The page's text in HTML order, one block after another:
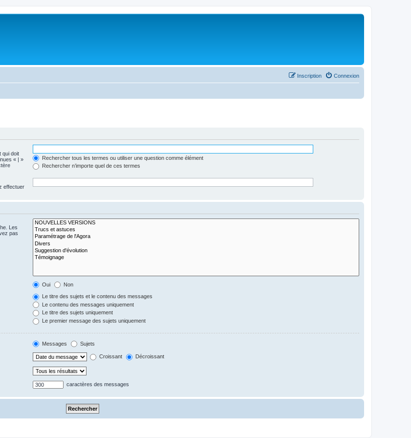
Connexion
Inscription
qui doit
« | »
Rechercher tous les termes ou utiliser une question comme élément
Rechercher n’importe quel de ces termes
effectuer
Les
pas
Oui Non
Le titre des sujets et le contenu des messages
Le contenu des messages uniquement
Le titre des sujets uniquement
Le premier message des sujets uniquement
Messages Sujets
Croissant Décroissant
caractères des messages